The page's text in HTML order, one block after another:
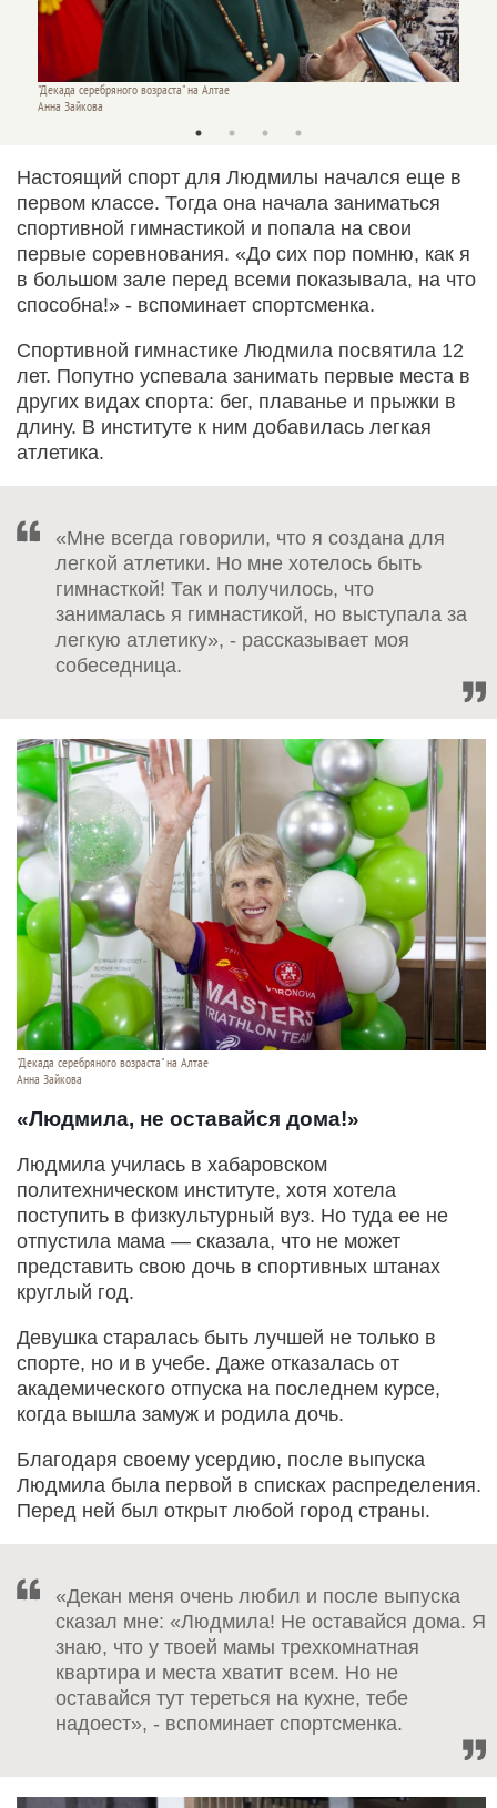
"Декада серебряного возраста" на Алтае
Анна Зайкова
Настоящий спорт для Людмилы начался еще в
первом классе. Тогда она начала заниматься
спортивной гимнастикой и попала на свои
первые соревнования. «До сих пор помню, как я
в большом зале перед всеми показывала, на что
способна!» - вспоминает спортсменка.
Спортивной гимнастике Людмила посвятила 12
лет. Попутно успевала занимать первые места в
других видах спорта: бег, плаванье и прыжки в
длину. В институте к ним добавилась легкая
атлетика.
«Мне всегда говорили, что я создана для
легкой атлетики. Но мне хотелось быть
гимнасткой! Так и получилось, что
занималась я гимнастикой, но выступала за
легкую атлетику», - рассказывает моя
собеседница.
"Декада серебряного возраста" на Алтае
Анна Зайкова
«Людмила, не оставайся дома!»
Людмила училась в хабаровском
политехническом институте, хотя хотела
поступить в физкультурный вуз. Но туда ее не
отпустила мама — сказала, что не может
представить свою дочь в спортивных штанах
круглый год.
Девушка старалась быть лучшей не только в
спорте, но и в учебе. Даже отказалась от
академического отпуска на последнем курсе,
когда вышла замуж и родила дочь.
Благодаря своему усердию, после выпуска
Людмила была первой в списках распределения.
Перед ней был открыт любой город страны.
«Декан меня очень любил и после выпуска
сказал мне: «Людмила! Не оставайся дома. Я
знаю, что у твоей мамы трехкомнатная
квартира и места хватит всем. Но не
оставайся тут тереться на кухне, тебе
надоест», - вспоминает спортсменка.